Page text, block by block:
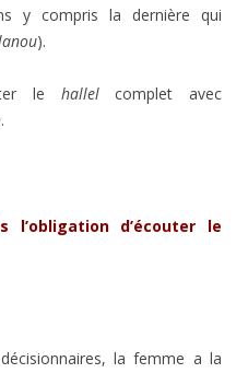
y compris la dernière qui
).
le hallelcomplet avec
.
l’obligation d’écouter le
la femme a la